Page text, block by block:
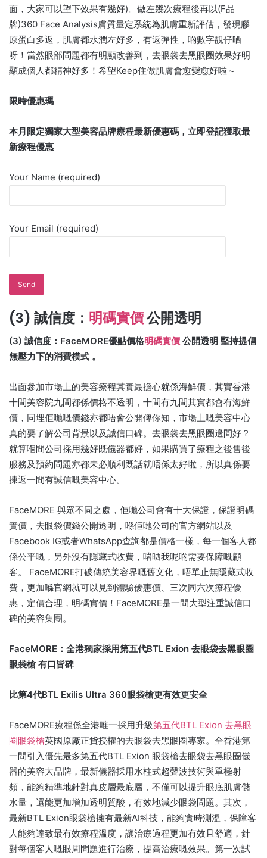
面，大家可以望下效果有幾好)。做左幾次療程後再以(F品
牌)360 Face Analysis膚質量定系統為肌膚重新評估，發現膠
原蛋白多返，肌膚都水潤左好多，有返彈性，啲數字靚仔晒
呀！當然眼部問題都有明顯改善到，去眼袋去黑眼圈效果好明
顯成個人都精神好多！希望Keep住做肌膚會愈變愈好啦～
限時優惠瑪
本月限定獨家大型美容品牌療程最新優惠碼，立即登記獲取最
新療程優惠
Your Name (required)
Your Email (required)
(3) 誠信度： 明碼實價公開透明
(3) 誠信度：FaceMORE優點價格明碼實價 公開透明 堅持提倡
無壓力下的消費模式 。
出面參加市場上的美容療程其實最擔心就係海鮮價，其實香港
十間美容院九間都係價格不透明，十間有九間其實都會有海鮮
價，同埋佢哋嘅價錢亦都唔會公開俾你知，市場上嘅美容中心
真的要了解公司背景以及誠信口碑。去眼袋去黑眼圈邊間好？
就算嗰間公司採用幾好既儀器都好，如果購買了療程之後售後
服務及預約問題亦都未必順利既話就唔係太好啦，所以真係要
揀返一間有誠信嘅美容中心。
FaceMORE 與眾不同之處，佢哋公司會有十大保證，保證明碼
實價，去眼袋價錢公開透明，喺佢哋公司的官方網站以及
Facebook IG或者WhatsApp查詢都是價格一樣，每一個客人都
係公平嘅，另外沒有隱藏式收費，啱晒我呢啲需要保障嘅顧
客。 FaceMORE打破傳統美容界嘅舊文化，唔單止無隱藏式收
費，更加喺官網就可以見到體驗優惠價、三次同六次療程優
惠，定價合理，明碼實價！FaceMORE是一間大型注重誠信口
碑的美容集團。
FaceMORE：全港獨家採用第五代BTL Exion 去眼袋去黑眼圈
眼袋槍 有口皆碑
比第4代BTL Exilis Ultra 360眼袋槍更有效更安全
FaceMORE療程係全港唯一採用升級第五代BTL Exion 去黑眼
圈眼袋槍英國原廠正貨授權的去眼袋去黑眼圈專家。全香港第
一間引入優先最多第五代BTL Exion 眼袋槍去眼袋去黑眼圈儀
器的美容大品牌，最新儀器採用水柱式超聲波技術與單極射
頻，能夠精準地針對真皮層最底層，不僅可以提升眼底肌膚儲
水量，還能更加增加透明質酸，有效地減少眼袋問題。其次，
最新BTL Exion眼袋槍擁有最新AI科技，能夠實時測溫，保障客
人能夠達致最有效療程溫度，讓治療過程更加有效且舒適，針
對每個客人嘅眼周問題進行治療，提高治療嘅效果。第一次試